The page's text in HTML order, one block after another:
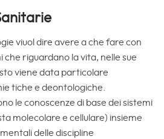
viuol dire avere a che fare con
riguardano la vita, nelle sue
viene data particolare
tiche e deontologiche.
le conoscenze di base dei sistemi
molecolare e cellulare) insieme
delle discipline